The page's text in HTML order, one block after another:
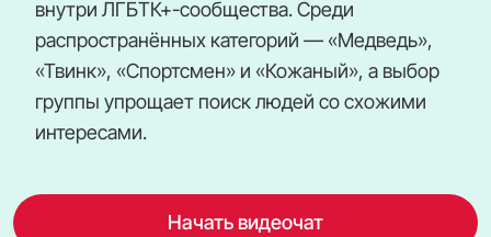
внутри ЛГБТК+-сообщества. Среди
распространённых категорий — «Медведь»,
«Твинк», «Спортсмен» и «Кожаный», а выбор
группы упрощает поиск людей со схожими
интересами.
Начать видеочат